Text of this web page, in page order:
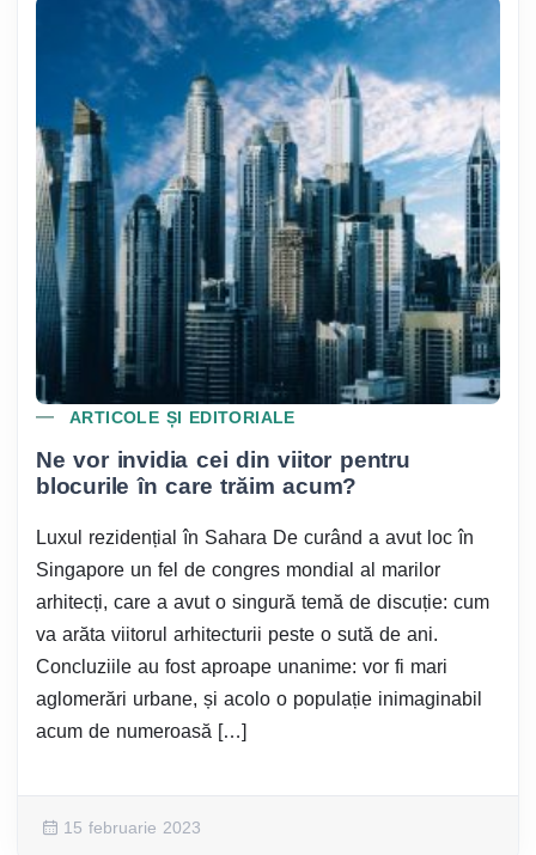
ARTICOLE ȘI EDITORIALE
Ne vor invidia cei din viitor pentru
blocurile în care trăim acum?
Luxul rezidențial în Sahara De curând a avut loc în
Singapore un fel de congres mondial al marilor
arhitecți, care a avut o singură temă de discuție: cum
va arăta viitorul arhitecturii peste o sută de ani.
Concluziile au fost aproape unanime: vor fi mari
aglomerări urbane, și acolo o populație inimaginabil
acum de numeroasă […]
15 februarie 2023